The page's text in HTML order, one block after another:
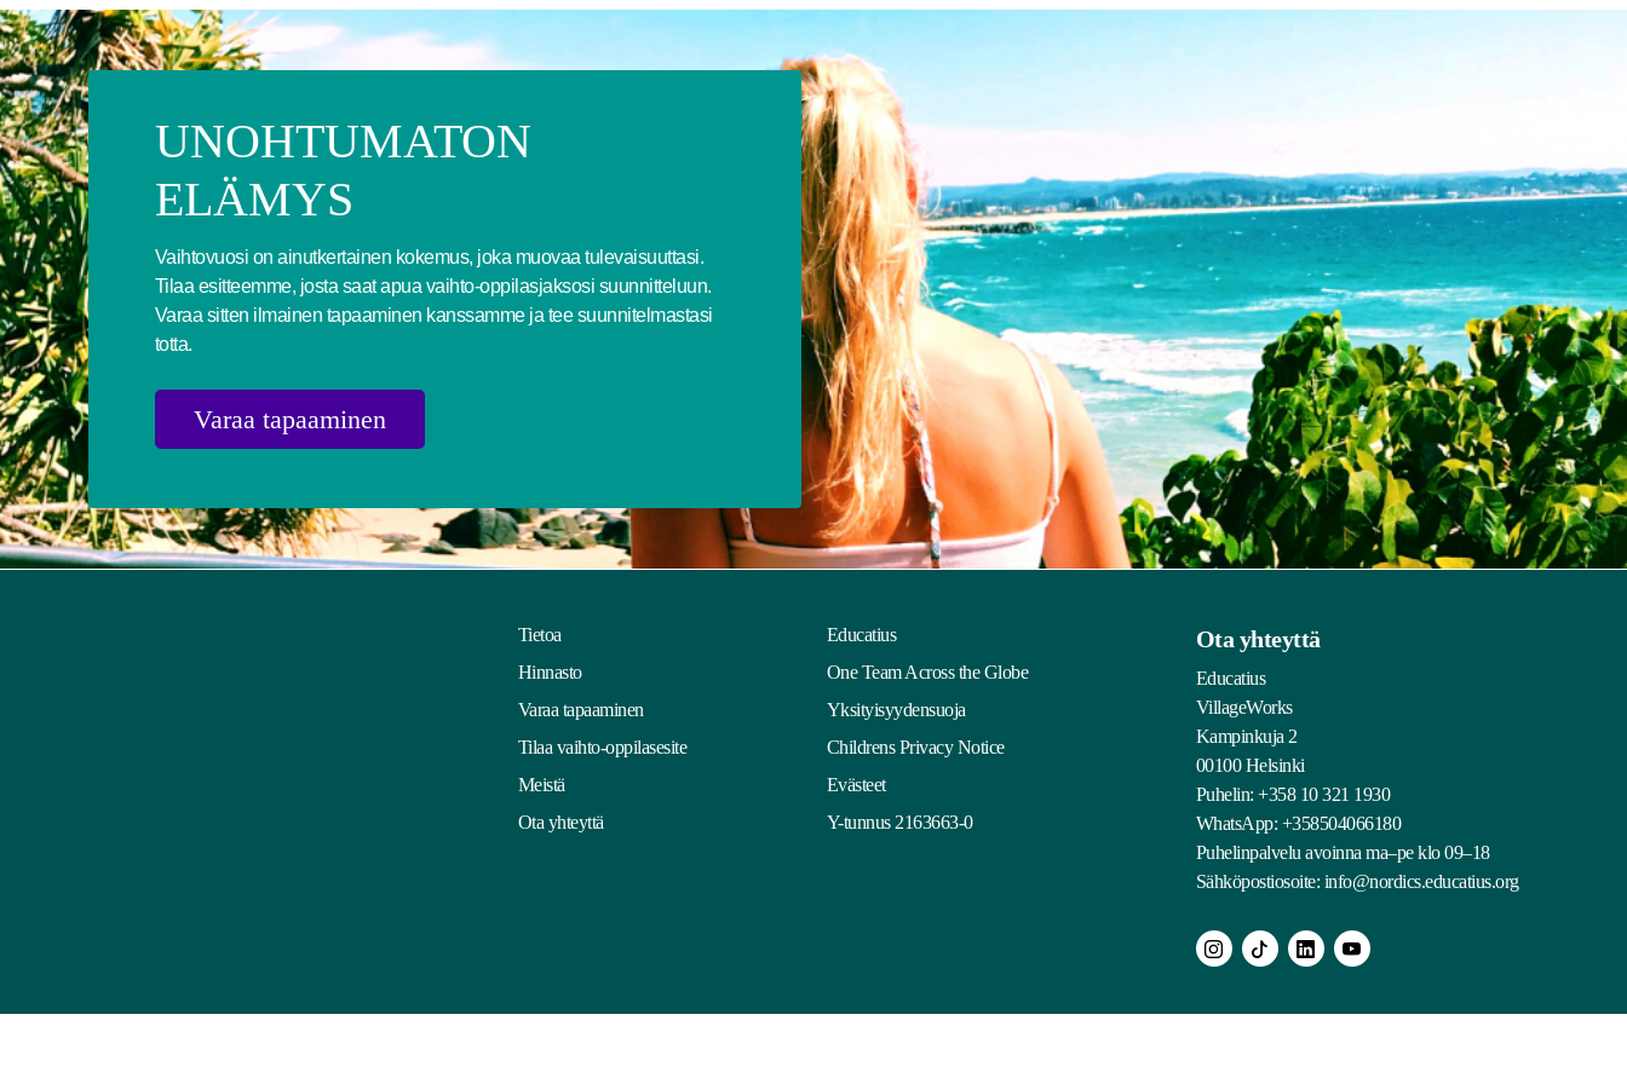
UNOHTUMATON
ELÄMYS
Vaihtovuosi on ainutkertainen kokemus, joka muovaa tulevaisuuttasi.
Tilaa esitteemme, josta saat apua vaihto-oppilasjaksosi suunnitteluun.
Varaa sitten ilmainen tapaaminen kanssamme ja tee suunnitelmastasi
totta.
Varaa tapaaminen
Tietoa
Hinnasto
Varaa tapaaminen
Tilaa vaihto-oppilasesite
Meistä
Ota yhteyttä
Educatius
One Team Across the Globe
Yksityisyydensuoja
Childrens Privacy Notice
Evästeet
Y-tunnus 2163663-0
Ota yhteyttä
Educatius
VillageWorks
Kampinkuja 2
00100 Helsinki
Puhelin: +358 10 321 1930
WhatsApp: +358504066180
Puhelinpalvelu avoinna ma–pe klo 09–18
Sähköpostiosoite: info@nordics.educatius.org